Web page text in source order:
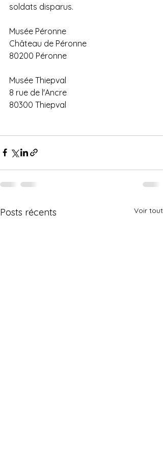
soldats disparus.
Musée Péronne
Château de Péronne
80200 Péronne
Musée Thiepval
8 rue de l'Ancre
80300 Thiepval
Posts récents Voir tout